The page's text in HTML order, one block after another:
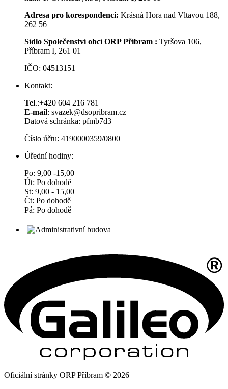
Adresa pro korespondenci: Krásná Hora nad Vltavou 188,
262 56
Sídlo Společenství obcí ORP Příbram : Tyršova 106,
Příbram I, 261 01
IČO: 04513151
Kontakt:
Tel.:+420 604 216 781
E-mail: svazek@dsopribram.cz
Datová schránka: pfmb7d3
Číslo účtu: 4190000359/0800
Úřední hodiny:
Po: 9,00 -15,00
Út: Po dohodě
St: 9,00 - 15,00
Čt: Po dohodě
Pá: Po dohodě
Oficiální stránky ORP Příbram © 2026